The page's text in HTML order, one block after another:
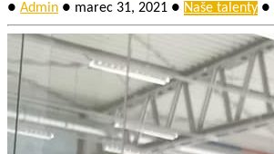
● Admin ● marec 31, 2021 ● Naše talenty ●